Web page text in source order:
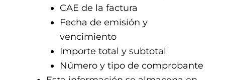
CAE de la factura
Fecha de emisión y
vencimiento
Importe total y subtotal
Número y tipo de comprobante